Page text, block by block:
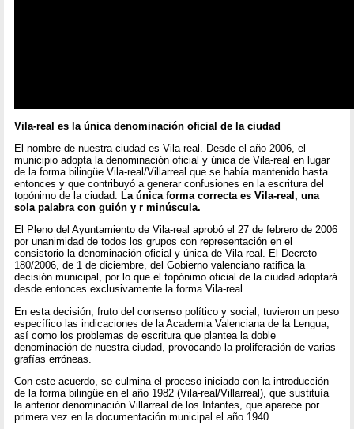
Vila-real es la única denominación oficial de la ciudad
El nombre de nuestra ciudad es Vila-real. Desde el año 2006, el
municipio adopta la denominación oficial y única de Vila-real en lugar
de la forma bilingüe Vila-real/Villarreal que se había mantenido hasta
entonces y que contribuyó a generar confusiones en la escritura del
topónimo de la ciudad. La única forma correcta es Vila-real, una
sola palabra con guión y r minúscula.
El Pleno del Ayuntamiento de Vila-real aprobó el 27 de febrero de 2006
por unanimidad de todos los grupos con representación en el
consistorio la denominación oficial y única de Vila-real. El Decreto
180/2006, de 1 de diciembre, del Gobierno valenciano ratifica la
decisión municipal, por lo que el topónimo oficial de la ciudad adoptará
desde entonces exclusivamente la forma Vila-real.
En esta decisión, fruto del consenso político y social, tuvieron un peso
específico las indicaciones de la Academia Valenciana de la Lengua,
así como los problemas de escritura que plantea la doble
denominación de nuestra ciudad, provocando la proliferación de varias
grafías erróneas.
Con este acuerdo, se culmina el proceso iniciado con la introducción
de la forma bilingüe en el año 1982 (Vila-real/Villarreal), que sustituía
la anterior denominación Villarreal de los Infantes, que aparece por
primera vez en la documentación municipal el año 1940.